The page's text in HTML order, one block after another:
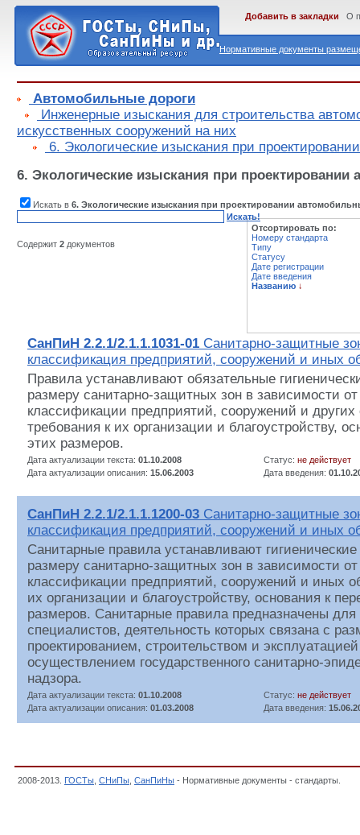
Нормативные документы
Добавить в закладки О
Автомобильные дороги
Инженерные изыскания для строительства
искусственных сооружений на них
6. Экологические изыскания при
6. Экологические изыскания при
Искать в 6. Экологические изыскания при проектировании
Искать!
Содержит 2 документов
Отсортировать по:
Номеру стандарта
Типу
Статусу
Дате регистрации
Дате введения
Названию ↓
СанПиН 2.2.1/2.1.1.1031-01 Санитарно-защитные
классификация предприятий, сооружений и иных
Правила устанавливают обязательные
размеру санитарно-защитных зон в зависимости
классификации предприятий, сооружений и других
требования к их организации и благоустройству,
этих размеров.
Дата актуализации текста: 01.10.2008 Статус: не действует
Дата актуализации описания: 15.06.2003 Дата введения:
СанПиН 2.2.1/2.1.1.1200-03 Санитарно-защитные
классификация предприятий, сооружений и иных
Санитарные правила устанавливают гигиенические
размеру санитарно-защитных зон в зависимости
классификации предприятий, сооружений и иных
их организации и благоустройству, основания к
размеров. Санитарные правила предназначены для
специалистов, деятельность которых связана с
проектированием, строительством и
осуществлением государственного санитарно-
надзора.
Дата актуализации текста: 01.10.2008 Статус: не действует
Дата актуализации описания: 01.03.2008 Дата введения:
2008-2013. ГОСТы СНиПы СанПиНы - Нормативные документы - стандарты.